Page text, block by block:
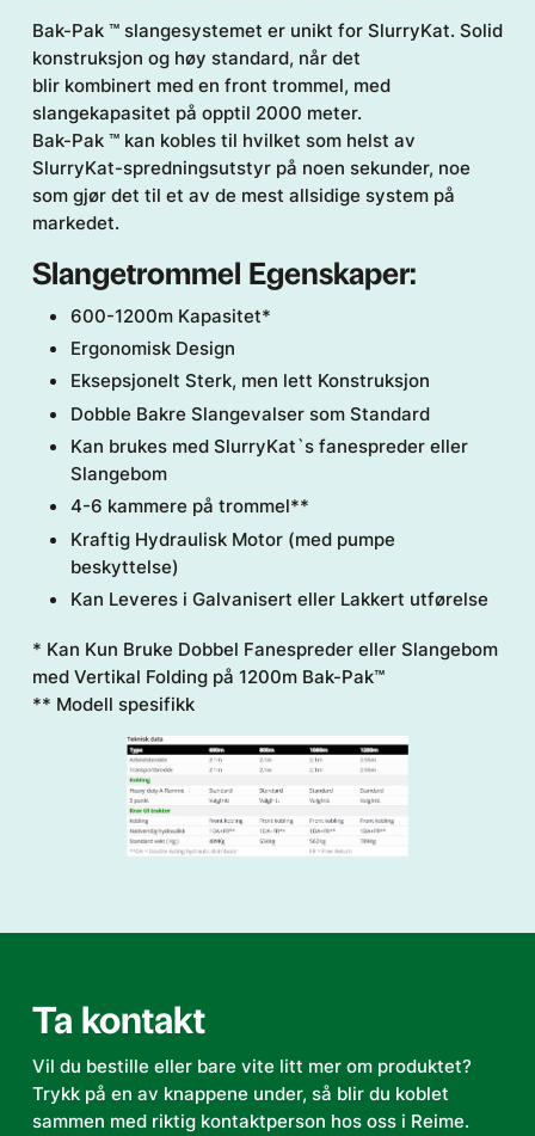
Bak-Pak ™ slangesystemet er unikt for SlurryKat. Solid
konstruksjon og høy standard, når det
blir kombinert med en front trommel, med
slangekapasitet på opptil 2000 meter.
Bak-Pak ™ kan kobles til hvilket som helst av
SlurryKat-spredningsutstyr på noen sekunder, noe
som gjør det til et av de mest allsidige system på
markedet.
Slangetrommel Egenskaper:
600-1200m Kapasitet*
Ergonomisk Design
Eksepsjonelt Sterk, men lett Konstruksjon
Dobble Bakre Slangevalser som Standard
Kan brukes med SlurryKat`s fanespreder eller
Slangebom
4-6 kammere på trommel**
Kraftig Hydraulisk Motor (med pumpe
beskyttelse)
Kan Leveres i Galvanisert eller Lakkert utførelse
* Kan Kun Bruke Dobbel Fanespreder eller Slangebom
med Vertikal Folding på 1200m Bak-Pak™
** Modell spesifikk
Ta kontakt
Vil du bestille eller bare vite litt mer om produktet?
Trykk på en av knappene under, så blir du koblet
sammen med riktig kontaktperson hos oss i Reime.